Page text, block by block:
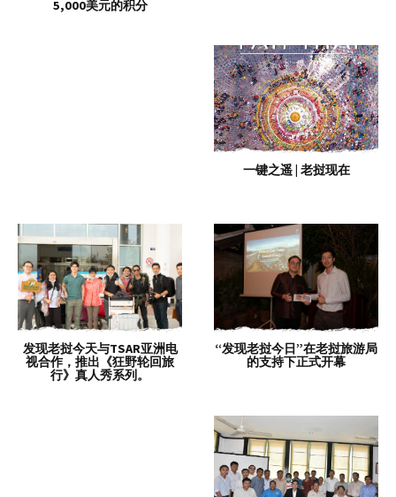
5,000美元的积分
一键之遥 | 老挝现在
发现老挝今天与TSAR亚洲电
视合作，推出《狂野轮回旅
行》真人秀系列。
“发现老挝今日”在老挝旅游局
的支持下正式开幕